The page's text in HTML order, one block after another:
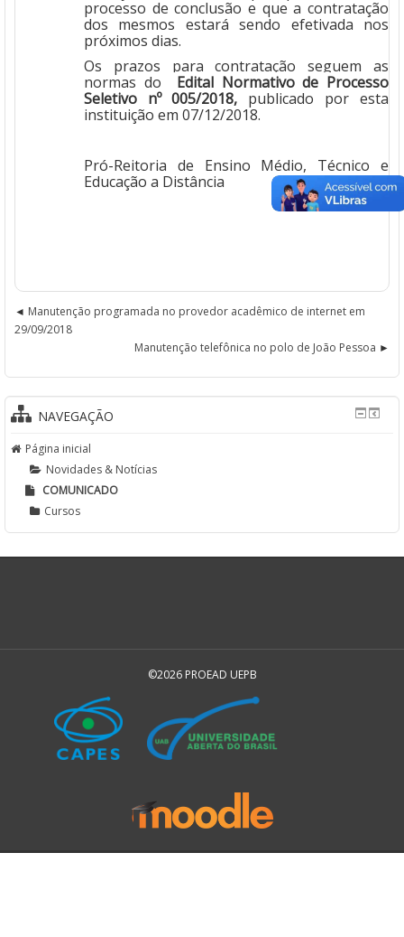
processo de conclusão e que a contratação
dos mesmos estará sendo efetivada nos
próximos dias.
Os prazos para contratação seguem as
normas do
Edital Normativo de Processo
Seletivo nº 005/2018, publicado por esta
instituição em 07/12/2018.
Pró-Reitoria de Ensino Médio, Técnico e
Educação a Distância
Manutenção programada no provedor acadêmico de internet em
29/09/2018
Manutenção telefônica no polo de João Pessoa
NAVEGAÇÃO
Página inicial
Novidades & Notícias
COMUNICADO
Cursos
©2026 PROEAD UEPB